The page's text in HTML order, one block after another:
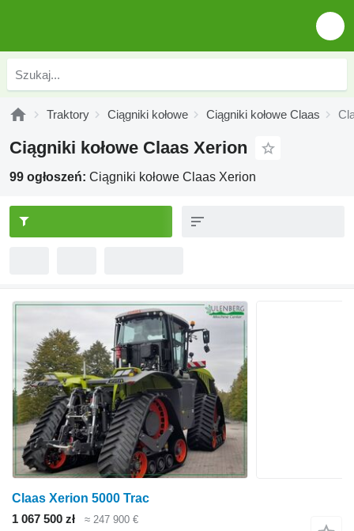
Traktory Ciągniki kołowe Ciągniki kołowe Claas
Ciągniki kołowe Claas Xerion
99 ogłoszeń: Ciągniki kołowe Claas Xerion
Claas Xerion 5000 Trac
1 067 500 zł
≈ 247 900 €